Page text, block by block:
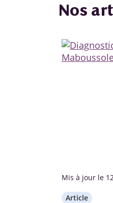
Nos
Mis à jour le
Article